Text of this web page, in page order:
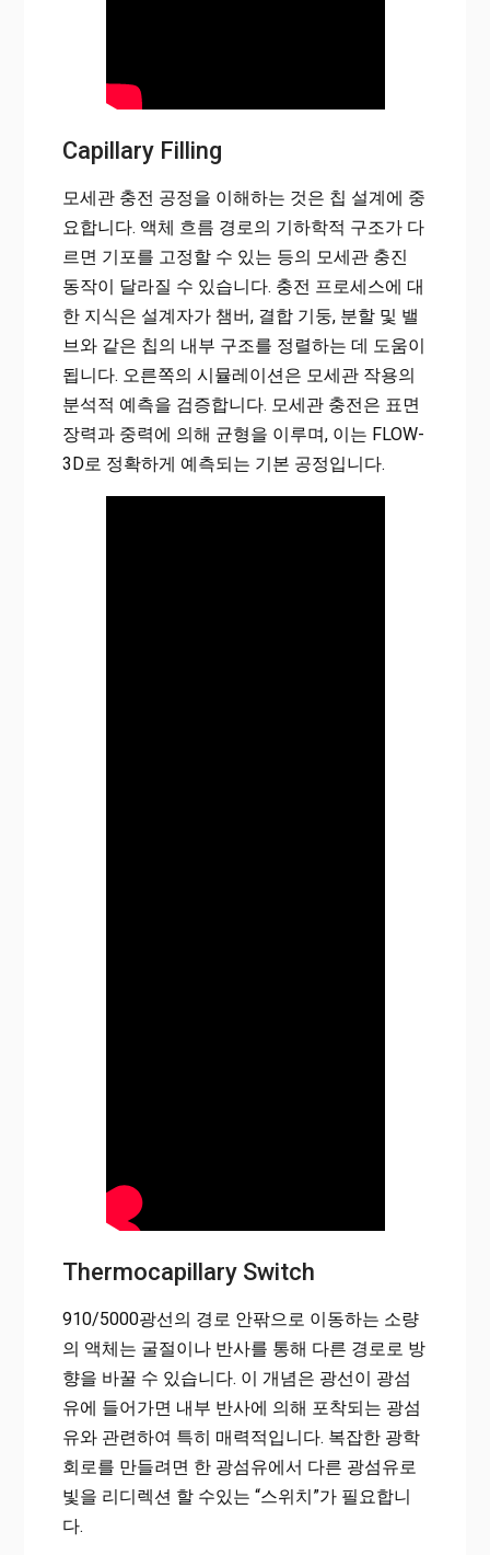
Capillary Filling
모세관 충전 공정을 이해하는 것은 칩 설계에 중
요합니다. 액체 흐름 경로의 기하학적 구조가 다
르면 기포를 고정할 수 있는 등의 모세관 충진
동작이 달라질 수 있습니다. 충전 프로세스에 대
한 지식은 설계자가 챔버, 결합 기둥, 분할 및 밸
브와 같은 칩의 내부 구조를 정렬하는 데 도움이
됩니다. 오른쪽의 시뮬레이션은 모세관 작용의
분석적 예측을 검증합니다. 모세관 충전은 표면
장력과 중력에 의해 균형을 이루며, 이는 FLOW-
3D로 정확하게 예측되는 기본 공정입니다.
Thermocapillary Switch
910/5000광선의 경로 안팎으로 이동하는 소량
의 액체는 굴절이나 반사를 통해 다른 경로로 방
향을 바꿀 수 있습니다. 이 개념은 광선이 광섬
유에 들어가면 내부 반사에 의해 포착되는 광섬
유와 관련하여 특히 매력적입니다. 복잡한 광학
회로를 만들려면 한 광섬유에서 다른 광섬유로
빛을 리디렉션 할 수있는 “스위치”가 필요합니
다.